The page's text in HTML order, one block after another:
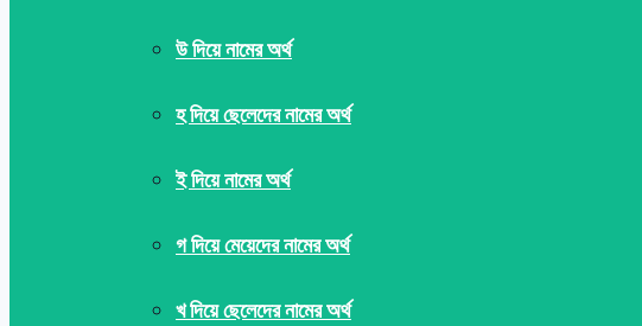
উ দিয়ে নামের অর্থ
হ দিয়ে ছেলেদের নামের অর্থ
ই দিয়ে নামের অর্থ
গ দিয়ে মেয়েদের নামের অর্থ
খ দিয়ে ছেলেদের নামের অর্থ